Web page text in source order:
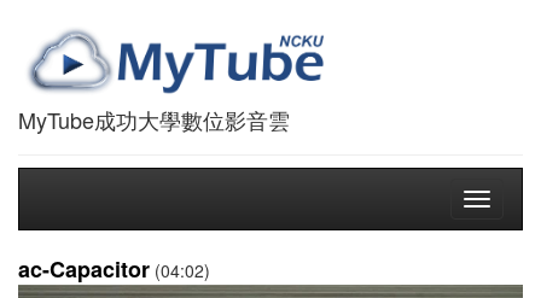
MyTube成功大學數位影音雲
Toggle
ac-Capacitor (04:02)